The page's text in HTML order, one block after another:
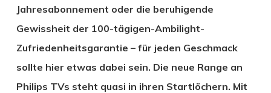
Jahresabonnement oder die beruhigende
Gewissheit der 100-tägigen-Ambilight-
Zufriedenheitsgarantie – für jeden Geschmack
sollte hier etwas dabei sein. Die neue Range an
Philips TVs steht quasi in ihren Startlöchern. Mit